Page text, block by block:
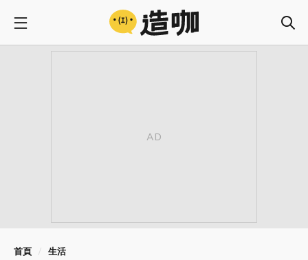
首頁 生活